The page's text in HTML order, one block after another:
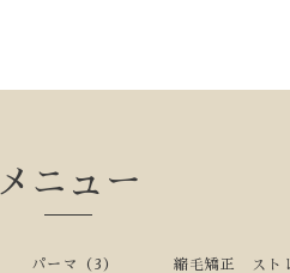
メニュー
パーマ（3） 縮毛矯正 ストレ